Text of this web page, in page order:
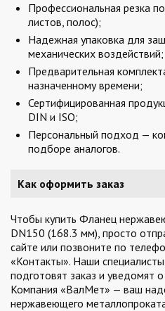
Профессиональная резка
листов, полос);
Надежная упаковка для
механических воздействий;
Предварительная
назначенному времени;
Сертифицированная
DIN и ISO;
Персональный подход —
подборе аналогов.
Как оформить заказ
Чтобы купить Фланец
DN150 (168.3 мм), просто
сайте или позвоните по
«Контакты». Наши
подготовят заказ и уведомят
Компания «ВалМет» — ваш
нержавеющего